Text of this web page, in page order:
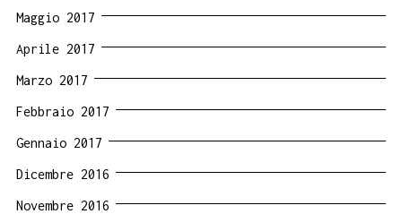
Maggio 2017
Aprile 2017
Marzo 2017
Febbraio 2017
Gennaio 2017
Dicembre 2016
Novembre 2016